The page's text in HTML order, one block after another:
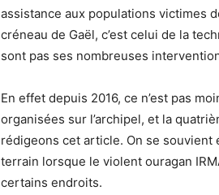
assistance aux populations victimes
créneau de Gaël, c’est celui de la
sont pas ses nombreuses
En effet depuis 2016, ce n’est pas
organisées sur l’archipel, et la
rédigeons cet article. On se souvient
terrain lorsque le violent ouragan
certains endroits.